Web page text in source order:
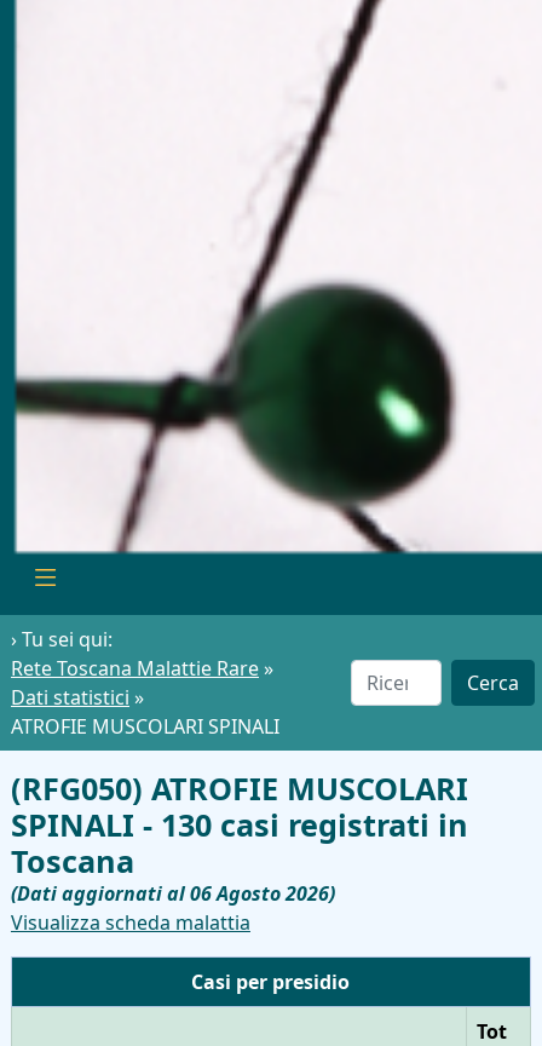
› Tu sei qui:
Rete Toscana Malattie Rare»
Dati statistici »
ATROFIE MUSCOLARI SPINALI
Cerca
(RFG050) ATROFIE MUSCOLARI
SPINALI - 130 casi registrati in
Toscana
(Dati aggiornati al 06 Agosto 2026)
Visualizza scheda malattia
Casi per presidio
Tot